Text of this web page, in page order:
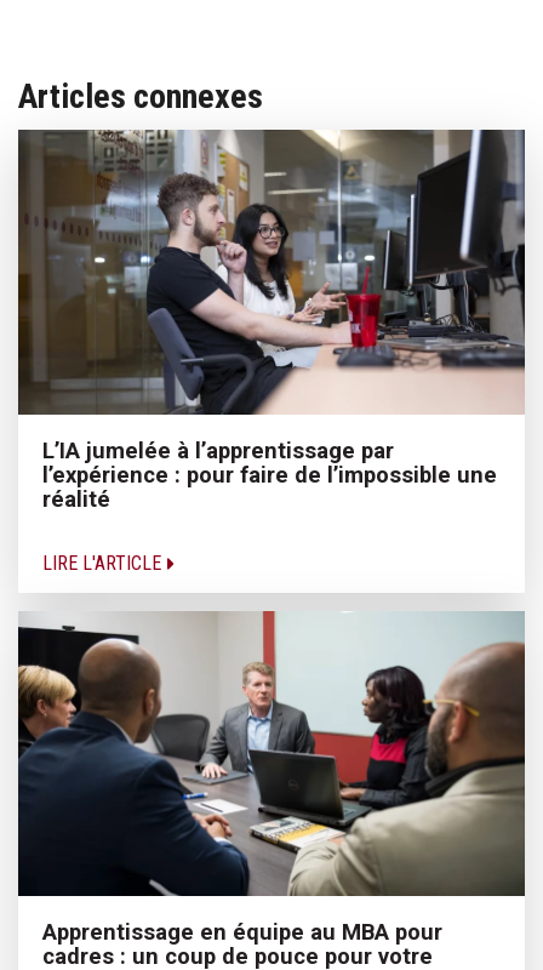
Articles connexes
L’IA jumelée à l’apprentissage par
l’expérience : pour faire de l’impossible une
réalité
LIRE L'ARTICLE
Apprentissage en équipe au MBA pour
cadres : un coup de pouce pour votre